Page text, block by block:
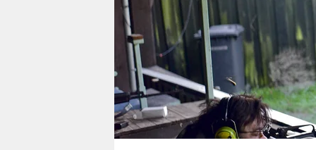
shop
fragen & hilfe
unterstützen
abo
genossenschaft